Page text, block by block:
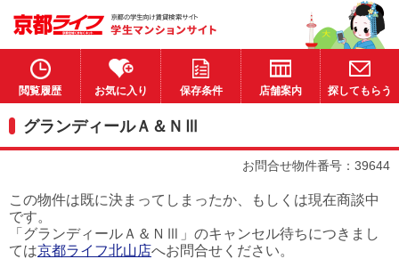
閲覧履歴 お気に入り 保存条件 店舗案内 探してもらう
グランディールＡ＆ＮⅢ
お問合せ物件番号：39644
この物件は既に決まってしまったか、もしくは現在商談中
です。
「グランディールＡ＆ＮⅢ」のキャンセル待ちにつきまし
ては京都ライフ北山店へお問合せください。